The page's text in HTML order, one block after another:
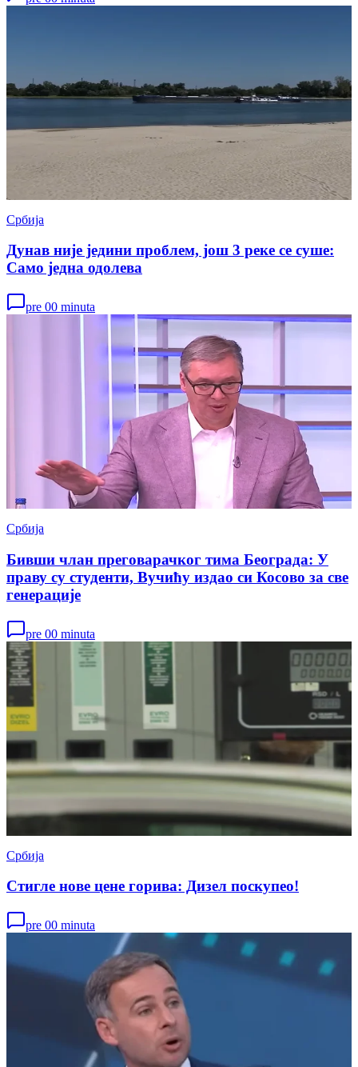
Србија
Дунав није једини проблем, још 3 реке се суше:
Само једна одолева
pre 00 minuta
Србија
Бивши члан преговарачког тима Београда: У
праву су студенти, Вучићу издао си Косово за све
генерације
pre 00 minuta
Србија
Стигле нове цене горива: Дизел поскупео!
pre 00 minuta